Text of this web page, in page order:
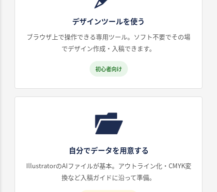
デザインツールを使う
ブラウザ上で操作できる専用ツール。ソフト不要でその場
でデザイン作成・入稿できます。
初心者向け
自分でデータを用意する
IllustratorのAIファイルが基本。アウトライン化・CMYK変
換など入稿ガイドに沿って準備。